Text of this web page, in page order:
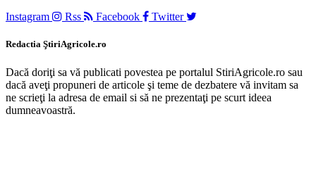
Instagram
Rss Facebook Twitter
Redactia ŞtiriAgricole.ro
Dacă doriţi sa vă publicati povestea pe portalul StiriAgricole.ro sau
dacă aveţi propuneri de articole şi teme de dezbatere vă invitam sa
ne scrieţi la adresa de email si să ne prezentaţi pe scurt ideea
dumneavoastră.